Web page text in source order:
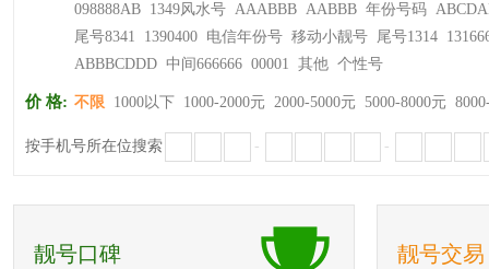
098888AB 1349风水号 AAABBB AABBB 年份号码
尾号8341
1390400 电信年份号 移动小靓号 尾号1314
ABBBCDDD 中间666666 00001 其他 个性号
价 格: 不限 1000以下 1000-2000元 2000-5000元 5000-8000元
按手机号所在位搜索 - -
靓号口碑 靓号交易